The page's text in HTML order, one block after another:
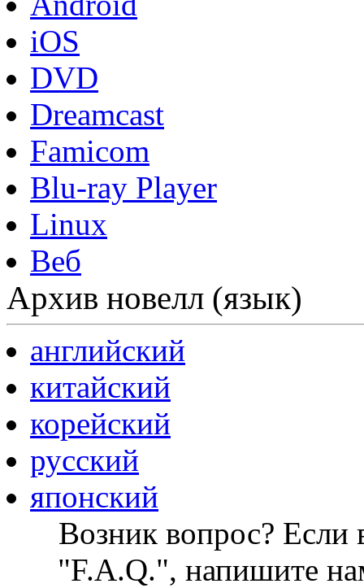
iOS
DVD
Dreamcast
Famicom
Blu-ray Player
Linux
Веб
Архив новелл (язык)
английский
китайский
корейский
русский
японский
Возник вопрос? Если
"F.A.Q.", напишите